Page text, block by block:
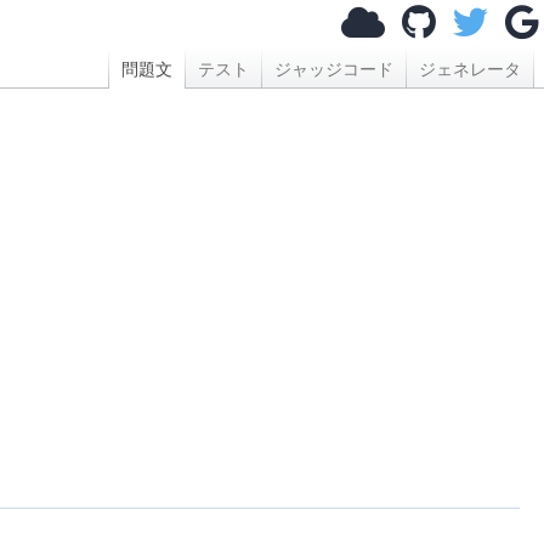
問題文 テスト ジャッジコード ジェネレータ